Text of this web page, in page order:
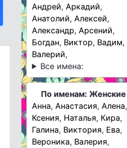
Андрей,Аркадий,
Анатолий,Алексей,
Александр,Арсений,
Богдан, Виктор, Вадим,
Валерий,
Все имена:
По именам: Женские
Анна,Анастасия,Алена,
Ксения, Наталья, Кира,
Галина, Виктория, Ева,
Вероника, Валерия,